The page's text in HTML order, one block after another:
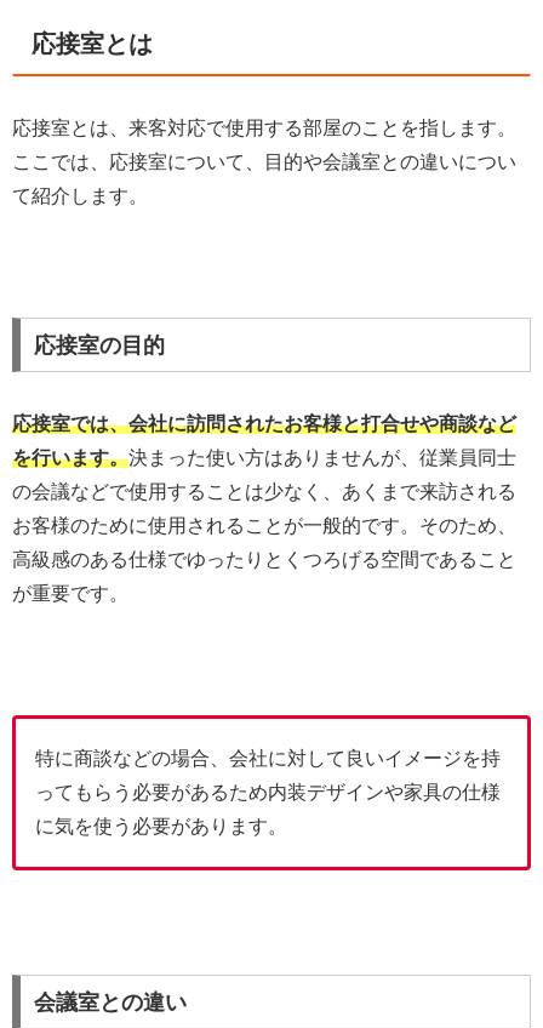
応接室とは
応接室とは、来客対応で使用する部屋のことを指します。
ここでは、応接室について、目的や会議室との違いについ
て紹介します。
応接室の目的
応接室では、会社に訪問されたお客様と打合せや商談など
を行います。決まった使い方はありませんが、従業員同士
の会議などで使用することは少なく、あくまで来訪される
お客様のために使用されることが一般的です。そのため、
高級感のある仕様でゆったりとくつろげる空間であること
が重要です。
特に商談などの場合、会社に対して良いイメージを持
ってもらう必要があるため内装デザインや家具の仕様
に気を使う必要があります。
会議室との違い